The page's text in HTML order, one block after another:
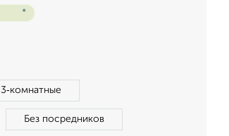
3‑комнатные
Без посредников